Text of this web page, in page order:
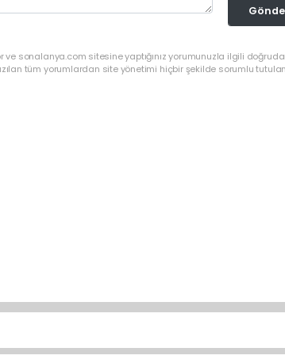
ve sonalanya.com sitesine yaptığınız yorumunuzla ilgili
tüm yorumlardan site yönetimi hiçbir şekilde sorumlu